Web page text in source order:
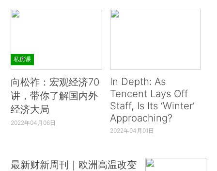
私房课
向松祚：宏观经济70
讲，带你了解国内外
经济大局
2022年04月06日
In Depth: As
Tencent Lays Off
Staff, Is Its ‘Winter’
Approaching?
2022年04月01日
最新财新周刊｜欧洲高温改变